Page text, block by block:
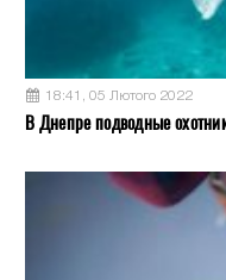
18:41, 05 Лютого 2022
В Днепре подводные